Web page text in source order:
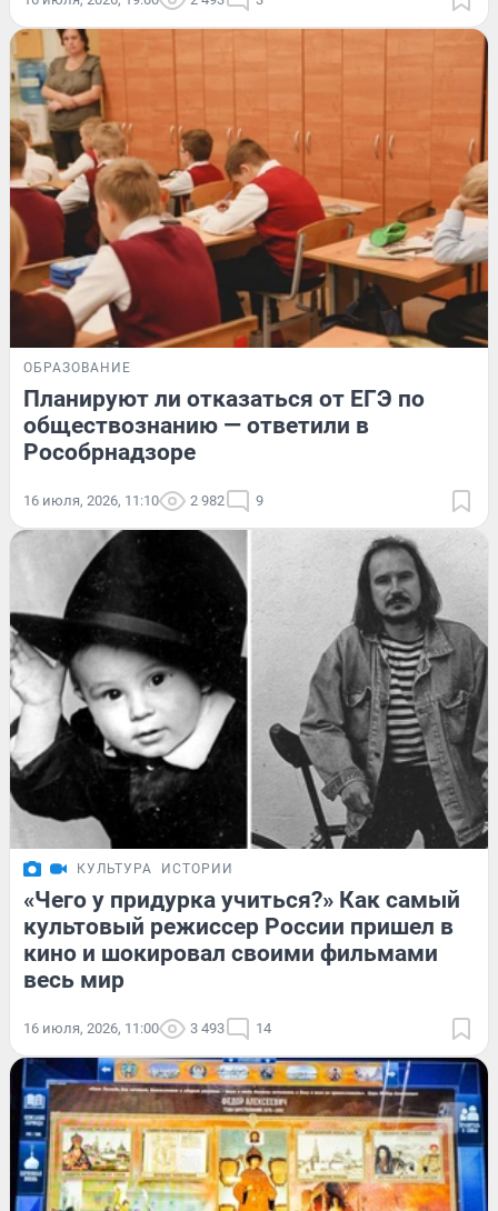
ОБРАЗОВАНИЕ
Планируют ли отказаться от ЕГЭ по
обществознанию — ответили в
Рособрнадзоре
16 июля, 2026, 11:10 2 982 9
КУЛЬТУРА ИСТОРИИ
«Чего у придурка учиться?» Как самый
культовый режиссер России пришел в
кино и шокировал своими фильмами
весь мир
16 июля, 2026, 11:00 3 493 14